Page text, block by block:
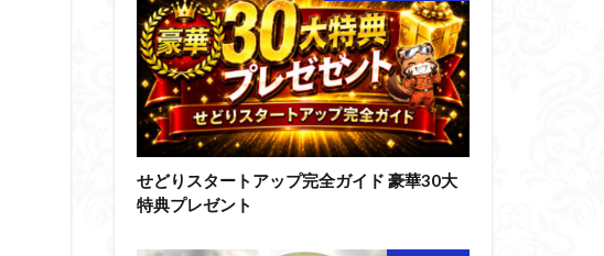
せどりスタートアップ完全ガイド 豪華30大
特典プレゼント